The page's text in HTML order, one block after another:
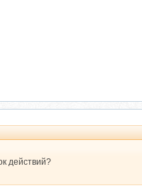
действий?